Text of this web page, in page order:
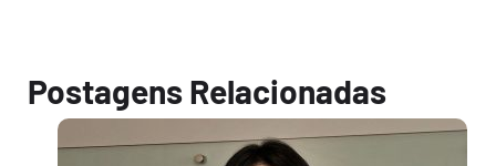
Postagens Relacionadas